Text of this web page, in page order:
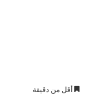
أقل من دقيقة